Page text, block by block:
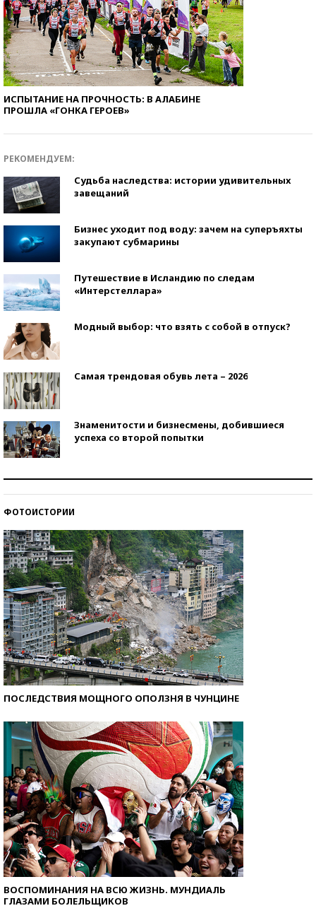
ИСПЫТАНИЕ НА ПРОЧНОСТЬ: В АЛАБИНЕ
ПРОШЛА «ГОНКА ГЕРОЕВ»
РЕКОМЕНДУЕМ:
Судьба наследства: истории удивительных
завещаний
Бизнес уходит под воду: зачем на суперъяхты
закупают субмарины
Путешествие в Исландию по следам
«Интерстеллара»
Модный выбор: что взять с собой в отпуск?
Самая трендовая обувь лета – 2026
Знаменитости и бизнесмены, добившиеся
успеха со второй попытки
ФОТОИСТОРИИ
ПОСЛЕДСТВИЯ МОЩНОГО ОПОЛЗНЯ В ЧУНЦИНЕ
ВОСПОМИНАНИЯ НА ВСЮ ЖИЗНЬ. МУНДИАЛЬ
ГЛАЗАМИ БОЛЕЛЬЩИКОВ